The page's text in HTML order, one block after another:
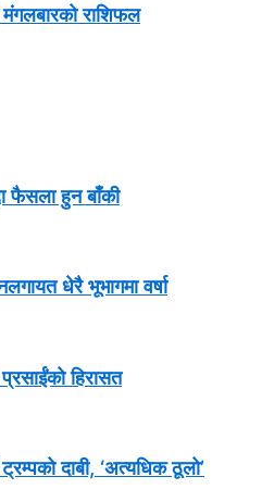
राशिफल
फैसला हुन बाँकी
धेरै भूभागमा वर्षा
हिरासत
दाबी, ‘अत्यधिक ठूलो’